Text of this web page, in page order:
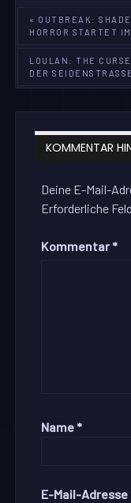
« OUTBREAK:
HORROR STARTET
LOULAN: THE
DER
KOMMENTAR
Deine E-Mail-
Erforderliche
Kommentar *
Name *
E-Mail-Adresse